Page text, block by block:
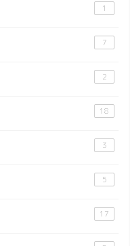
1
7
2
18
3
5
17